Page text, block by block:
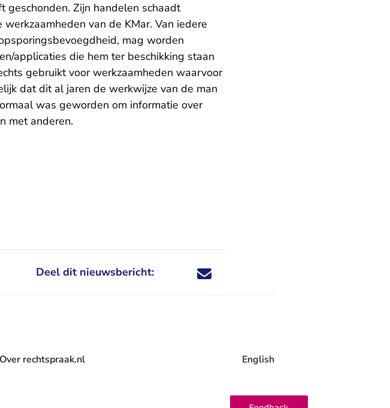
geschonden. Zijn handelen schaadt
van de KMar. Van iedere
mag worden
applicaties die hem ter beschikking staan
gebruikt voor werkzaamheden waarvoor
dat dit al jaren de werkwijze van de man
was geworden om informatie over
met anderen.
Deel dit nieuwsbericht: Deel dit nieuwsbericht via X - U verlaat
Deel dit nieuwsbericht via Facebook - U
Deel dit nieuwsbericht via e-mail
Deel dit nieuwsbericht via LinkedIn - U
Over rechtspraak.nl English